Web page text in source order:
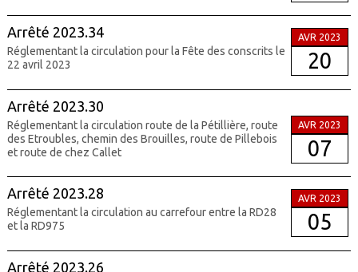
Arrêté 2023.34
Réglementant la circulation pour la Fête des conscrits le
22 avril 2023
AVR 2023
20
Arrêté 2023.30
Réglementant la circulation route de la Pétillière, route
des Etroubles, chemin des Brouilles, route de Pillebois
et route de chez Callet
AVR 2023
07
Arrêté 2023.28
Réglementant la circulation au carrefour entre la RD28
et la RD975
AVR 2023
05
Arrêté 2023.26